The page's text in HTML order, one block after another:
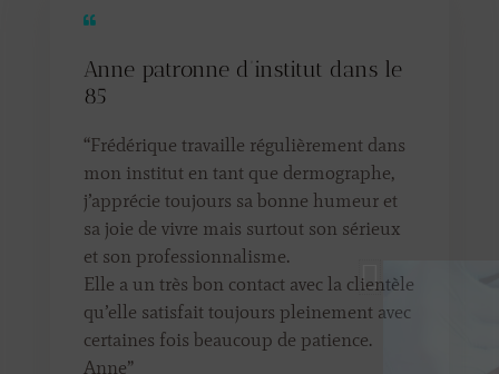
Anne patronne d’institut dans le
85
“Frédérique travaille régulièrement dans
mon institut en tant que dermographe,
j’apprécie toujours sa bonne humeur et
sa joie de vivre mais surtout son sérieux
et son professionnalisme.
Elle a un très bon contact avec la clientèle
qu’elle satisfait toujours pleinement avec
certaines fois beaucoup de patience.
Anne”